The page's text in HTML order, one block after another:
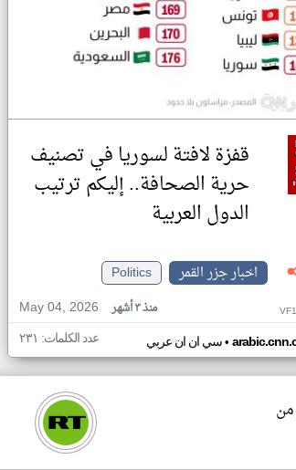
قفزة لافتة لسوريا في تصنيف
حرية الصحافة.. إليكم ترتيب
الدول العربية
اخبار جزر القمر
Politics
May 04, 2026
منذ ٣ أشهر
سي ان ان عربي• عدد الكلمات: ٢٣١
من